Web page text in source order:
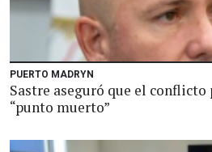
PUERTO MADRYN
Sastre aseguró que el conflicto
“punto muerto”